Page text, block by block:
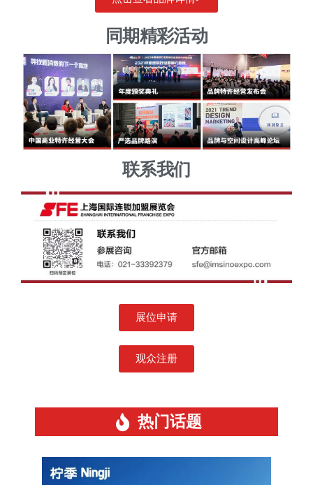
同期精彩活动
联系我们
展位申请
观众注册
热门话题